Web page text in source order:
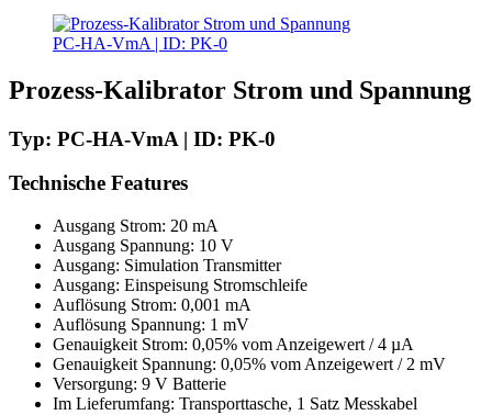
PC-HA-VmA | ID: PK-0
Prozess-Kalibrator Strom und Spannung
Typ: PC-HA-VmA | ID: PK-0
Technische Features
Ausgang Strom: 20 mA
Ausgang Spannung: 10 V
Ausgang: Simulation Transmitter
Ausgang: Einspeisung Stromschleife
Auflösung Strom: 0,001 mA
Auflösung Spannung: 1 mV
Genauigkeit Strom: 0,05% vom Anzeigewert / 4 µA
Genauigkeit Spannung: 0,05% vom Anzeigewert / 2 mV
Versorgung: 9 V Batterie
Im Lieferumfang: Transporttasche, 1 Satz Messkabel